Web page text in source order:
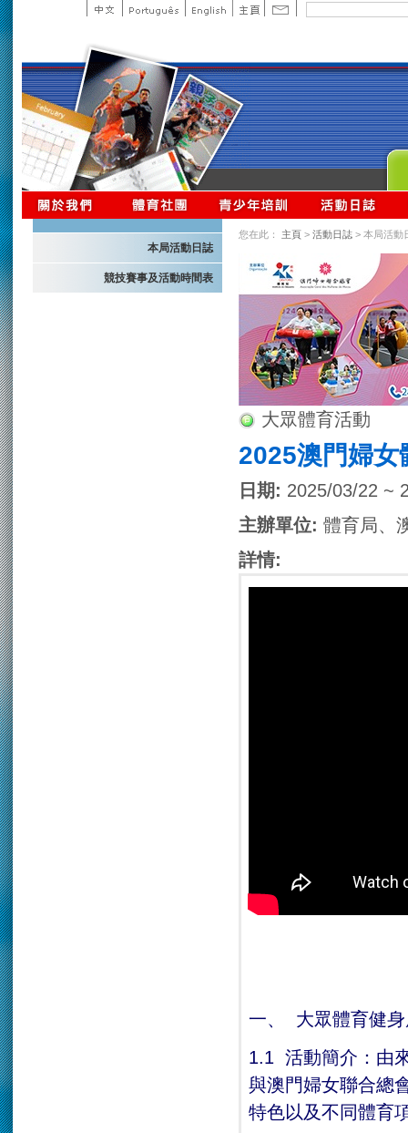
本局活動日誌
競技賽事及活動時間表
您在此： 主頁 > 活動日誌 > 本局活動
大眾體育活動
2025澳門婦女
日期: 2025/03/22 ~
主辦單位: 體育局、
詳情:
一、 大眾體育健
1.1 活動簡介：由
與澳門婦女聯合總
特色以及不同體育